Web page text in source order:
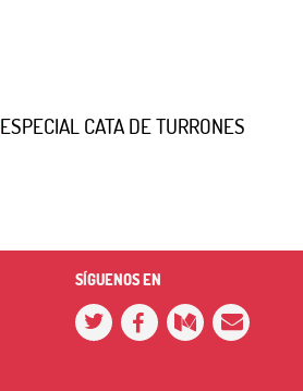
ESPECIAL CATA DE TURRONES
SÍGUENOS EN